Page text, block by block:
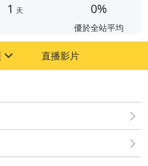
1 天 0%
優於全站平均
直播影片